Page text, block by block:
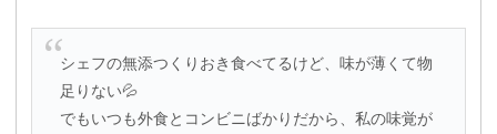
シェフの無添つくりおき食べてるけど、味が薄くて物
足りない💦
でもいつも外食とコンビニばかりだから、私の味覚が